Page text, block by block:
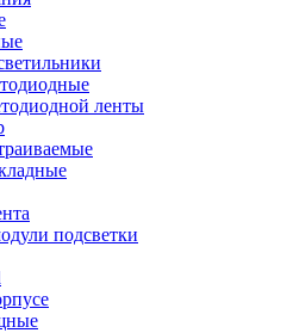
ленты
подсветки